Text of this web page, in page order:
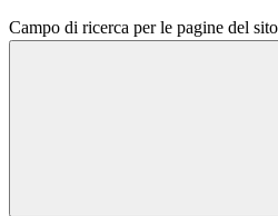
Campo di ricerca per le pagine del sito